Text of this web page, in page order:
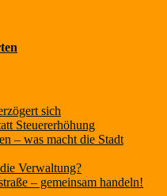
sich
Steuererhöhung
– was macht die Stadt
Verwaltung?
– gemeinsam handeln!